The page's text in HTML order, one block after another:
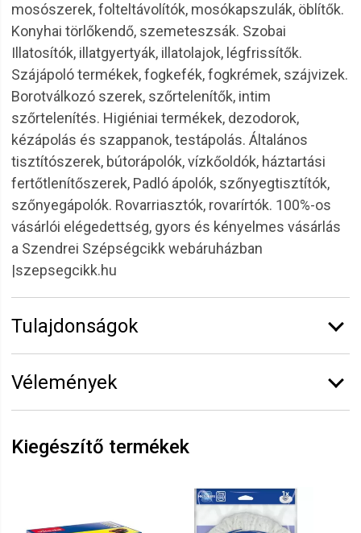
mosószerek, folteltávolítók, mosókapszulák, öblítők.
Konyhai törlőkendő, szemeteszsák. Szobai
Illatosítók, illatgyertyák, illatolajok, légfrissítők.
Szájápoló termékek, fogkefék, fogkrémek, szájvizek.
Borotválkozó szerek, szőrtelenítők, intim
szőrtelenítés. Higiéniai termékek, dezodorok,
kézápolás és szappanok, testápolás. Általános
tisztítószerek, bútorápolók, vízkőoldók, háztartási
fertőtlenítőszerek, Padló ápolók, szőnyegtisztítók,
szőnyegápolók. Rovarriasztók, rovarírtók. 100%-os
vásárlói elégedettség, gyors és kényelmes vásárlás
a Szendrei Szépségcikk webáruházban
|szepsegcikk.hu
Tulajdonságok
Kiszerelés:
Vélemények
Erdei
Kiegészítő termékek